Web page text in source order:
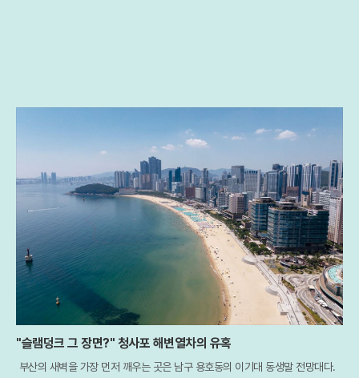
"슬램덩크 그 장면?" 청사포 해변열차의 유혹
부산의 새벽을 가장 먼저 깨우는 곳은 남구 용호동의 이기대 동생말 전망대다.